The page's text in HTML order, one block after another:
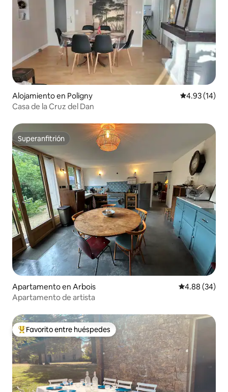
Alojamiento en Poligny Calificación
4.93 (14)
Casa de la Cruz del Dan
Superanfitrión
Superanfitrión
Apartamento en Arbois Calificación
4.88 (34)
Apartamento de artista
Favorito entre huéspedes preferido
Favorito entre huéspedes